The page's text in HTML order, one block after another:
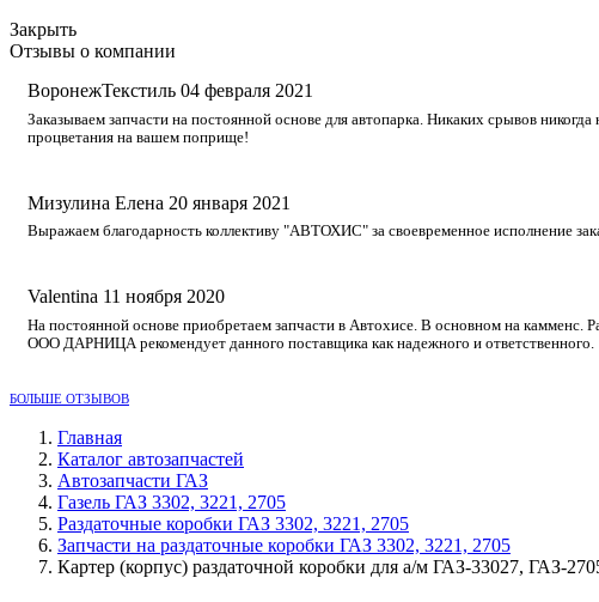
Закрыть
Отзывы о компании
ВоронежТекстиль 04 февраля 2021
Заказываем запчасти на постоянной основе для автопарка. Никаких срывов
процветания на вашем поприще!
Мизулина Елена 20 января 2021
Выражаем благодарность коллективу "АВТОХИС" за своевременное исполнение
Valentina 11 ноября 2020
На постоянной основе приобретаем запчасти в Автохисе. В основном на камменс.
ООО ДАРНИЦА рекомендует данного поставщика как надежного и ответственного.
БОЛЬШЕ ОТЗЫВОВ
Главная
Каталог автозапчастей
Автозапчасти ГАЗ
Газель ГАЗ 3302, 3221, 2705
Раздаточные коробки ГАЗ 3302, 3221, 2705
Запчасти на раздаточные коробки ГАЗ 3302, 3221, 2705
Картер (корпус) раздаточной коробки для а/м ГАЗ-33027, ГАЗ-